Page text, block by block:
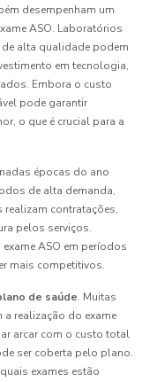
desempenham um
ASO. Laboratórios
de alta qualidade podem
em tecnologia,
Embora o custo
pode garantir
o que é crucial para a
épocas do ano
de alta demanda,
contratações,
pelos serviços.
ASO em períodos
mais competitivos.
de saúde. Muitas
a realização do exame
arcar com o custo total
ser coberta pelo plano.
exames estão